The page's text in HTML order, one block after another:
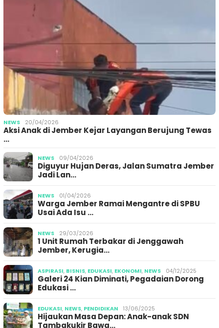
NEWS 20/04/2026
Aksi Anak di Jember Kejar Layangan Berujung Tewas
…
NEWS 09/04/2026
Diguyur Hujan Deras, Jalan Sumatra Jember
Jadi Lan…
NEWS 01/04/2026
Warga Jember Ramai Mengantre di SPBU
Usai Ada Isu …
NEWS 29/03/2026
1 Unit Rumah Terbakar di Jenggawah
Jember, Kerugia…
ASPIRASI, BISNIS, EDUKASI, EKONOMI, NEWS 04/12/2025
Galeri 24 Kian Diminati, Pegadaian Dorong
Edukasi …
EDUKASI, NEWS, PENDIDIKAN 13/06/2025
Hijaukan Masa Depan: Anak-anak SDN
Tambakukir Bawa…